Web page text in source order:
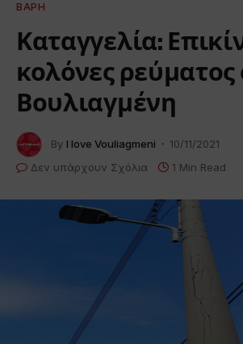
ΒΆΡΗ
Καταγγελία:
κολόνες ρεύματος
Βουλιαγμένη
By I love Vouliagmeni
10/11/2021
Δεν υπάρχουν Σχόλια
1 Min Read